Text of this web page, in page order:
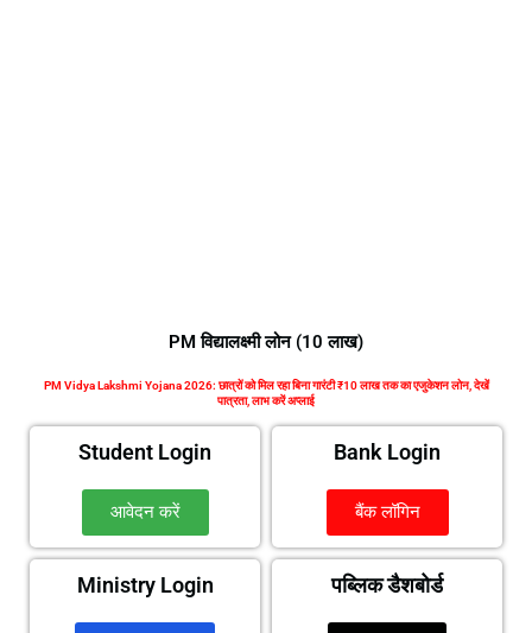
PM विद्यालक्ष्मी लोन (10 लाख)
PM Vidya Lakshmi Yojana 2026: छात्रों को मिल रहा बिना गारंटी ₹10 लाख तक का एजुकेशन लोन, देखें
पात्रता, लाभ करें अप्लाई
Student Login
आवेदन करें
Bank Login
बैंक लॉगिन
Ministry Login पब्लिक डैशबोर्ड